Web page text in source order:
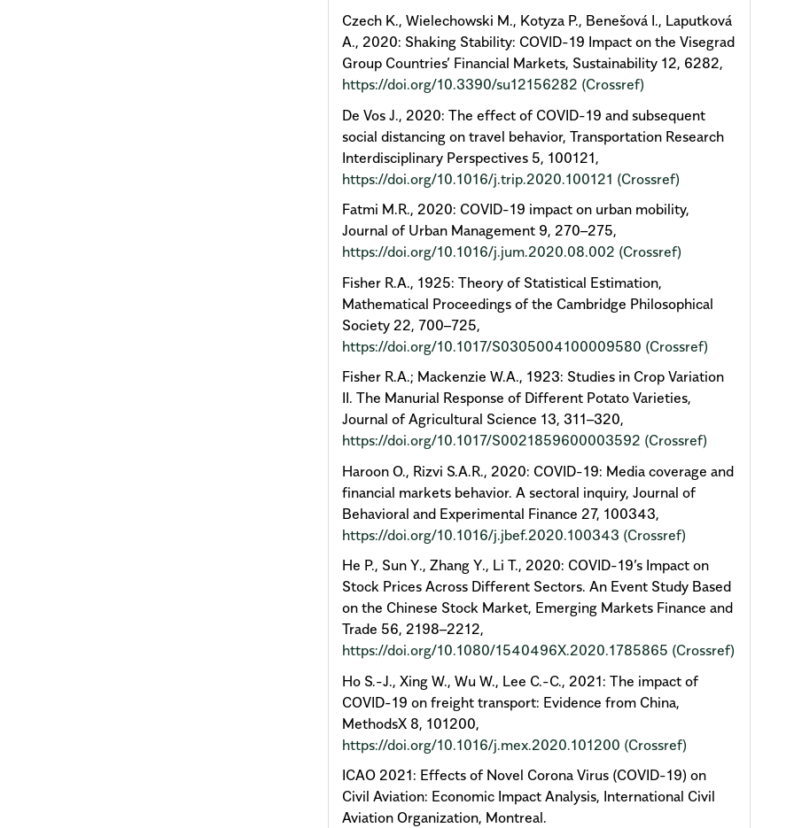
Czech K., Wielechowski M., Kotyza P., Benešová I., Laputková
A., 2020: Shaking Stability: COVID-19 Impact on the Visegrad
Group Countries’ Financial Markets, Sustainability 12, 6282,
https://doi.org/10.3390/su12156282 (Crossref)
De Vos J., 2020: The effect of COVID-19 and subsequent
social distancing on travel behavior, Transportation Research
Interdisciplinary Perspectives 5, 100121,
https://doi.org/10.1016/j.trip.2020.100121 (Crossref)
Fatmi M.R., 2020: COVID-19 impact on urban mobility,
Journal of Urban Management 9, 270–275,
https://doi.org/10.1016/j.jum.2020.08.002 (Crossref)
Fisher R.A., 1925: Theory of Statistical Estimation,
Mathematical Proceedings of the Cambridge Philosophical
Society 22, 700–725,
https://doi.org/10.1017/S0305004100009580 (Crossref)
Fisher R.A.; Mackenzie W.A., 1923: Studies in Crop Variation
II. The Manurial Response of Different Potato Varieties,
Journal of Agricultural Science 13, 311–320,
https://doi.org/10.1017/S0021859600003592 (Crossref)
Haroon O., Rizvi S.A.R., 2020: COVID-19: Media coverage and
financial markets behavior. A sectoral inquiry, Journal of
Behavioral and Experimental Finance 27, 100343,
https://doi.org/10.1016/j.jbef.2020.100343 (Crossref)
He P., Sun Y., Zhang Y., Li T., 2020: COVID-19’s Impact on
Stock Prices Across Different Sectors. An Event Study Based
on the Chinese Stock Market, Emerging Markets Finance and
Trade 56, 2198–2212,
https://doi.org/10.1080/1540496X.2020.1785865 (Crossref)
Ho S.-J., Xing W., Wu W., Lee C.-C., 2021: The impact of
COVID-19 on freight transport: Evidence from China,
MethodsX 8, 101200,
https://doi.org/10.1016/j.mex.2020.101200 (Crossref)
ICAO 2021: Effects of Novel Corona Virus (COVID-19) on
Civil Aviation: Economic Impact Analysis, International Civil
Aviation Organization, Montreal.